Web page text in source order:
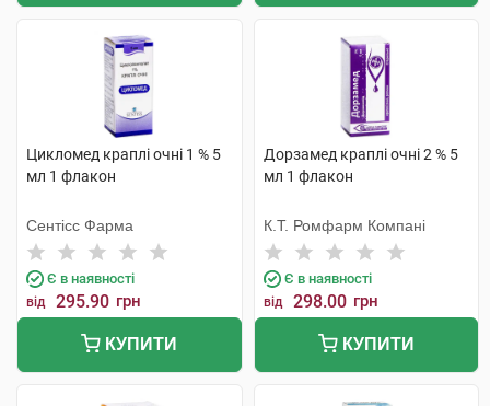
Цикломед краплі очні 1 % 5
мл 1 флакон
Сентісс Фарма
Є в наявності
від 295.90 грн
КУПИТИ
Дорзамед краплі очні 2 % 5
мл 1 флакон
К.Т. Ромфарм Компані
Є в наявності
від 298.00 грн
КУПИТИ